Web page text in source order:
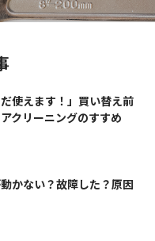
だ使えます！」買い替え前
クリーニングのすすめ
かない？故障した？原因